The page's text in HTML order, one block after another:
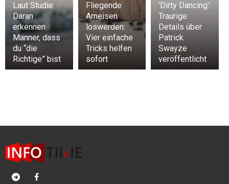
Laut Studie:
Daran
erkennen
Männer, dass
du “die
Richtige” bist
Fliegende
Ameisen
loswerden:
Vier einfache
Tricks helfen
sofort
‘Dirty Dancing’:
Traurige
Details über
Patrick
Swayze
veröffentlicht